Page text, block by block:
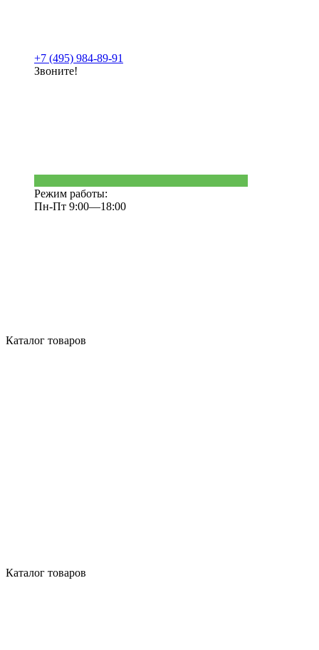
+7 (495) 984-89-91
Звоните!
Режим работы:
Пн-Пт 9:00—18:00
Каталог товаров
Каталог товаров